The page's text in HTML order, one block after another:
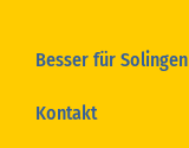
Besser für Solingen
Kontakt